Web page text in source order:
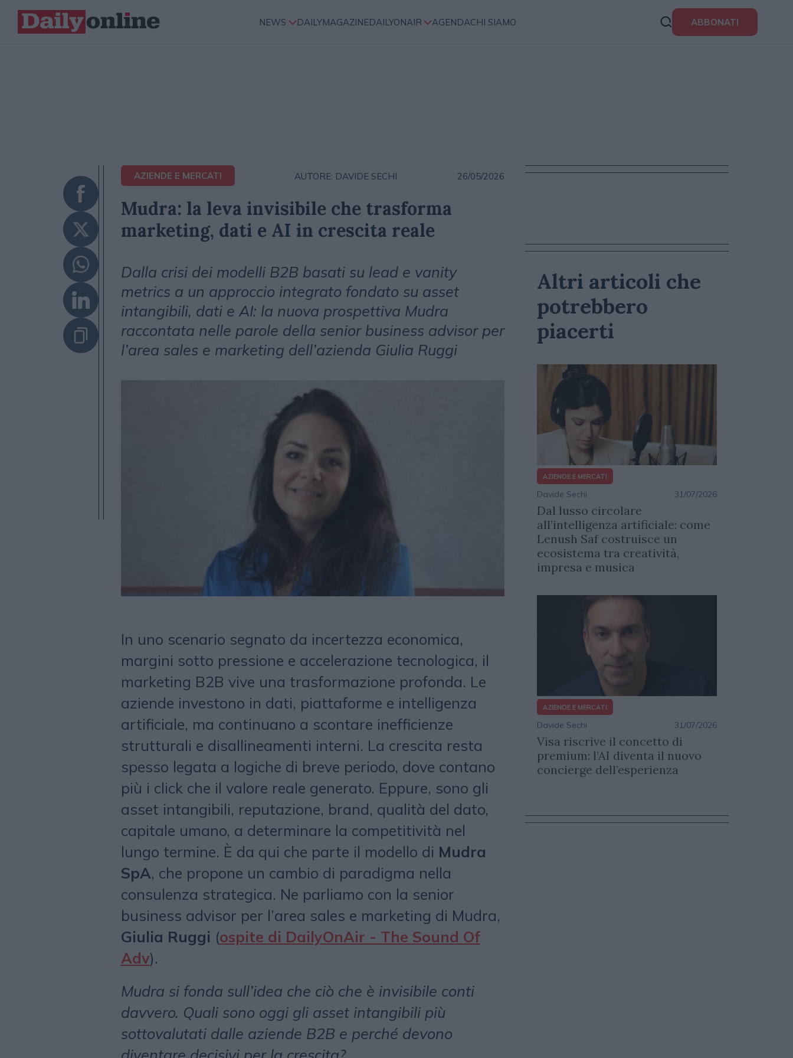
NEWS DAILYMAGAZINEDAILYONAIR AGENDACHI SIAMO ABBONATI
AZIENDE E MERCATI AUTORE: DAVIDE SECHI 26/05/2026
Mudra: la leva invisibile che trasforma
marketing, dati e AI in crescita reale
Dalla crisi dei modelli B2B basati su lead e vanity
metrics a un approccio integrato fondato su asset
intangibili, dati e AI: la nuova prospettiva Mudra
raccontata nelle parole della senior business advisor per
l’area sales e marketing dell’azienda Giulia Ruggi
In uno scenario segnato da incertezza economica,
margini sotto pressione e accelerazione tecnologica, il
marketing B2B vive una trasformazione profonda. Le
aziende investono in dati, piattaforme e intelligenza
artificiale, ma continuano a scontare inefficienze
strutturali e disallineamenti interni. La crescita resta
spesso legata a logiche di breve periodo, dove contano
più i click che il valore reale generato. Eppure, sono gli
asset intangibili, reputazione, brand, qualità del dato,
capitale umano, a determinare la competitività nel
lungo termine. È da qui che parte il modello di Mudra
SpA, che propone un cambio di paradigma nella
consulenza strategica. Ne parliamo con la senior
business advisor per l’area sales e marketing di Mudra,
Giulia Ruggi (ospite di DailyOnAir - The Sound Of
Adv).
Mudra si fonda sull’idea che ciò che è invisibile conti
davvero. Quali sono oggi gli asset intangibili più
sottovalutati dalle aziende B2B e perché devono
Altri articoli che
potrebbero
piacerti
AZIENDE E MERCATI
Davide Sechi 31/07/2026
Dal lusso circolare
all’intelligenza artificiale: come
Lenush Saf costruisce un
ecosistema tra creatività,
impresa e musica
AZIENDE E MERCATI
Davide Sechi 31/07/2026
Visa riscrive il concetto di
premium: l’AI diventa il nuovo
concierge dell’esperienza